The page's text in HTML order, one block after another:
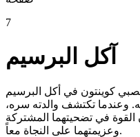
7
آكل البرسيم
كوينتون في أكل البرسيم
وعندما تكتشف والدته سره،
في تضحيتهما المشتركة
وعزيمتهما على النجاة معاً.